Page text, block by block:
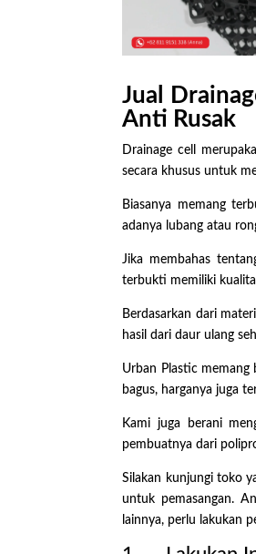
Jual
Anti Rusak
Drainage cell
secara khusus untuk
Biasanya memang
adanya lubang atau
Jika membahas
terbukti memiliki
Berdasarkan dari
hasil dari daur ulang
Urban Plastic memang
bagus, harganya juga
Kami juga berani
pembuatnya dari
Silakan kunjungi toko
untuk pemasangan.
lainnya, perlu lakukan